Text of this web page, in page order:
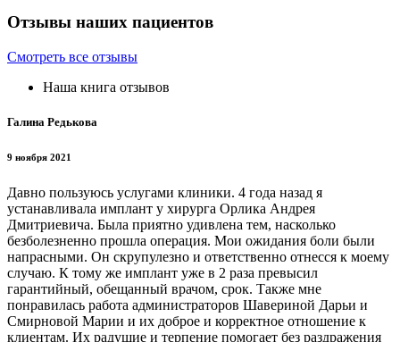
Отзывы наших пациентов
Смотреть все отзывы
Наша книга отзывов
Галина Редькова
9 ноября 2021
Давно пользуюсь услугами клиники. 4 года назад я
устанавливала имплант у хирурга Орлика Андрея
Дмитриевича. Была приятно удивлена тем, насколько
безболезненно прошла операция. Мои ожидания боли были
напрасными. Он скрупулезно и ответственно отнесся к моему
случаю. К тому же имплант уже в 2 раза превысил
гарантийный, обещанный врачом, срок. Также мне
понравилась работа администраторов Шавериной Дарьи и
Смирновой Марии и их доброе и корректное отношение к
клиентам. Их радушие и терпение помогает без раздражения